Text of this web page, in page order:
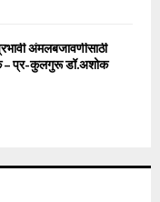
अंमलबजावणीसाठी
– प्र-कुलगुरू डॉ.अशोक